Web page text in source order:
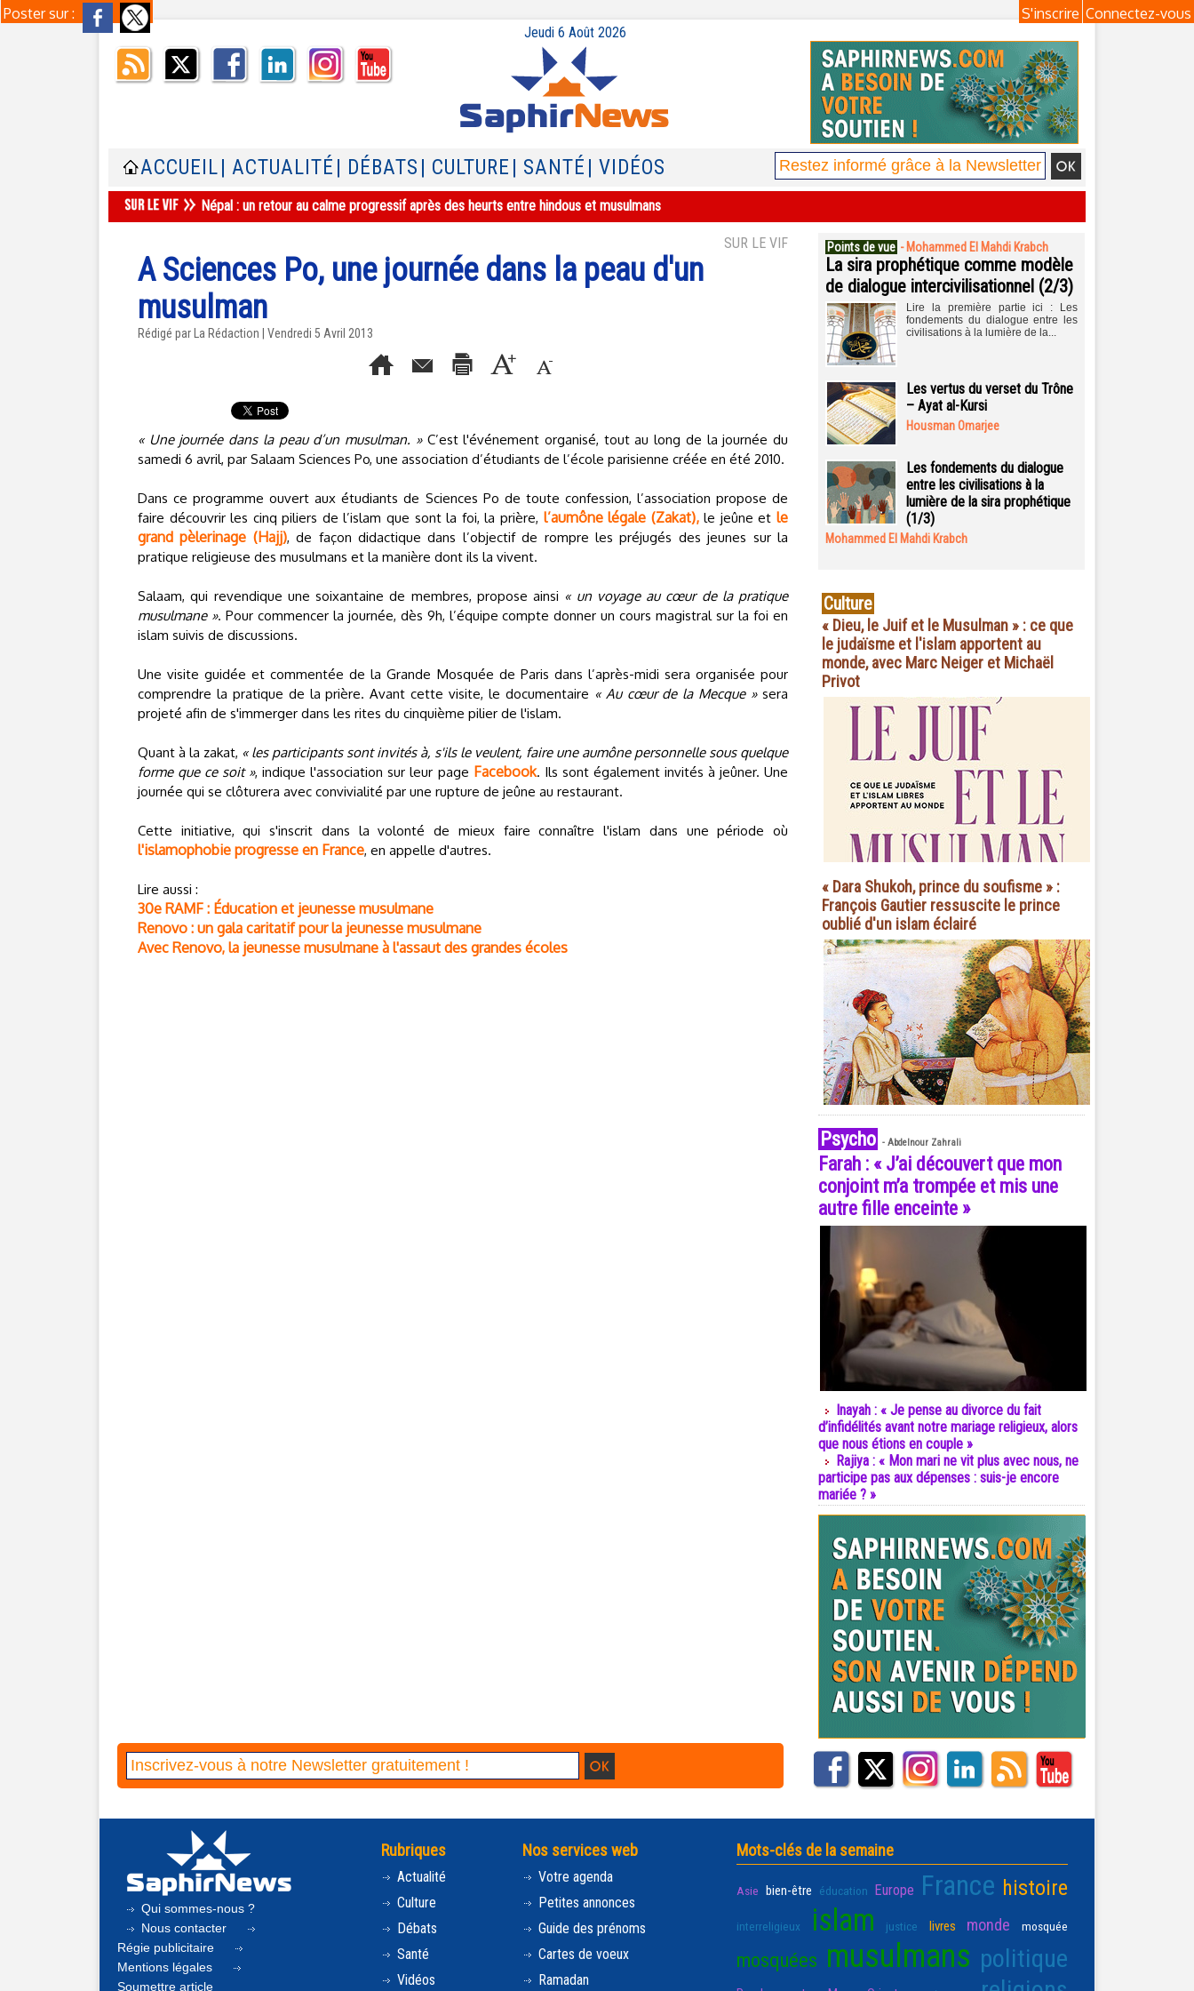
Poster sur : Connectez-vous
S'inscrire
Jeudi 6 Août 2026
ACCUEIL | ACTUALITÉ | DÉBATS | CULTURE | SANTÉ | VIDÉOS
Népal : un retour au calme progressif après des heurts entre hindous et musulmans
SUR LE VIF
A Sciences Po, une journée dans la peau d'un
musulman
Rédigé par La Rédaction | Vendredi 5 Avril 2013
« Une journée dans la peau d’un musulman. »C’est l'événement organisé, tout au long de la journée du
samedi 6 avril, par Salaam Sciences Po, une association d’étudiants de l’école parisienne créée en été 2010.
Dans ce programme ouvert aux étudiants de Sciences Po de toute confession, l’association propose de
faire découvrir les cinq piliers de l’islam que sont la foi, la prière, l’aumône légale (Zakat),le jeûne etle
grand pèlerinage (Hajj), de façon didactique dans l’objectif de rompre les préjugés des jeunes sur la
pratique religieuse des musulmans et la manière dont ils la vivent.
Salaam, qui revendique une soixantaine de membres, propose ainsi « un voyage au cœur de la pratique
musulmane ». Pour commencer la journée, dès 9h, l’équipe compte donner un cours magistral sur la foi en
islam suivis de discussions.
Une visite guidée et commentée de la Grande Mosquée de Paris dans l’après-midi sera organisée pour
comprendre la pratique de la prière. Avant cette visite, le documentaire « Au cœur de la Mecque »sera
projeté afin de s'immerger dans les rites du cinquième pilier de l'islam.
Quant à la zakat, « les participants sont invités à, s'ils le veulent, faire une aumône personnelle sous quelque
forme que ce soit », indique l'association sur leur page Facebook. Ils sont également invités à jeûner. Une
journée qui se clôturera avec convivialité par une rupture de jeûne au restaurant.
Cette initiative, qui s'inscrit dans la volonté de mieux faire connaître l'islam dans une période où
l'islamophobie progresse en France, en appelle d'autres.
Lire aussi :
30e RAMF : Éducation et jeunesse musulmane
Renovo : un gala caritatif pour la jeunesse musulmane
Avec Renovo, la jeunesse musulmane à l'assaut des grandes écoles
Points de vue - Mohammed El Mahdi Krabch
La sira prophétique comme modèle
de dialogue intercivilisationnel (2/3)
Lire la première partie ici : Les
fondements du dialogue entre les
civilisations à la lumière de la...
Les vertus du verset du Trône
– Ayat al-Kursi
Housman Omarjee
Les fondements du dialogue
entre les civilisations à la
lumière de la sira prophétique
(1/3)
Mohammed El Mahdi Krabch
Culture
« Dieu, le Juif et le Musulman » : ce que
le judaïsme et l'islam apportent au
monde, avec Marc Neiger et Michaël
Privot
« Dara Shukoh, prince du soufisme » :
François Gautier ressuscite le prince
oublié d'un islam éclairé
Psycho - Abdelnour Zahrali
Farah : « J’ai découvert que mon
conjoint m’a trompée et mis une
autre fille enceinte »
Inayah : « Je pense au divorce du fait
d’infidélités avant notre mariage religieux, alors
que nous étions en couple »
Rajiya : « Mon mari ne vit plus avec nous, ne
participe pas aux dépenses : suis-je encore
mariée ? »
Qui sommes-nous ?
Nous contacter
Régie publicitaire
Mentions légales
Soumettre article
Rubriques
Actualité
Culture
Débats
Santé
Vidéos
Nos services web
Votre agenda
Petites annonces
Guide des prénoms
Cartes de voeux
Ramadan
Mots-clés de la semaine
Asie bien-être éducation Europe France histoire
interreligieux islam justice livres monde mosquée
mosquées musulmans politique